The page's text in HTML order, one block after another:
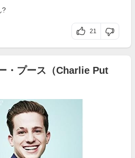
?
21
・プース（Charlie Put